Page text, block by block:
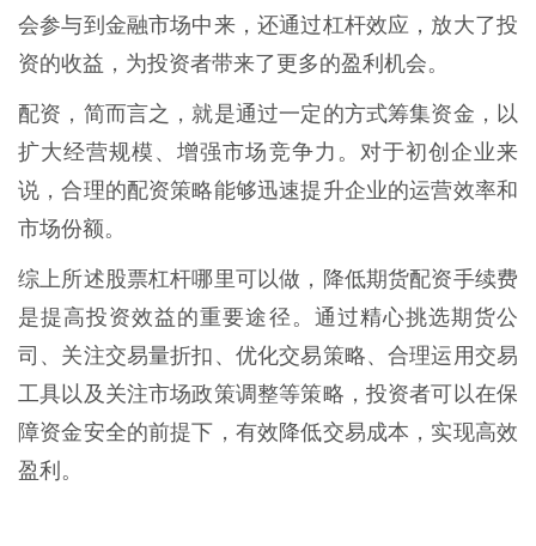
会参与到金融市场中来，还通过杠杆效应，放大了投
资的收益，为投资者带来了更多的盈利机会。
配资，简而言之，就是通过一定的方式筹集资金，以
扩大经营规模、增强市场竞争力。对于初创企业来
说，合理的配资策略能够迅速提升企业的运营效率和
市场份额。
综上所述股票杠杆哪里可以做，降低期货配资手续费
是提高投资效益的重要途径。通过精心挑选期货公
司、关注交易量折扣、优化交易策略、合理运用交易
工具以及关注市场政策调整等策略，投资者可以在保
障资金安全的前提下，有效降低交易成本，实现高效
盈利。